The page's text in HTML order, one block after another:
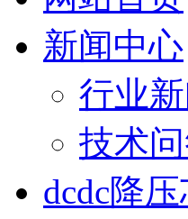
新闻中心
行业
技术
dcdc降